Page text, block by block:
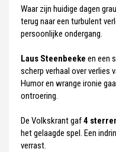
Waar zijn huidige dagen
terug naar een turbulent
persoonlijke ondergang.
Laus Steenbeeke en een
scherp verhaal over verlies
Humor en wrange ironie
ontroering.
De Volkskrant gaf4
het gelaagde spel. Een
verrast.